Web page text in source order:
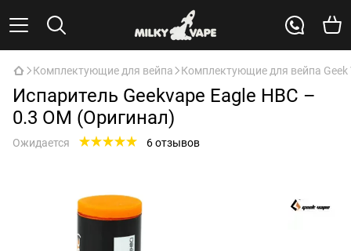
Комплектующие для вейпа Комплектующие для вейпа Geek
Испаритель Geekvape Eagle HBC –
0.3 ОМ (Оригинал)
Ожидается 6 отзывов